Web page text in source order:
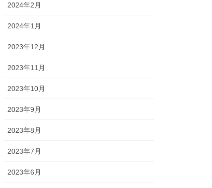
2024年2月
2024年1月
2023年12月
2023年11月
2023年10月
2023年9月
2023年8月
2023年7月
2023年6月